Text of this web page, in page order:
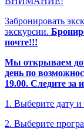
Забронировать
экскурсии.
почте!!!
Мы открываем
день по
19.00. Следите
1. Выберите дату и
2. Выберите